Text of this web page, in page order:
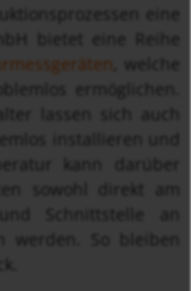
eine
bietet eine Reihe
, welche
ermöglichen.
lassen sich auch
installieren und
kann darüber
sowohl direkt am
Schnittstelle an
werden. So bleiben